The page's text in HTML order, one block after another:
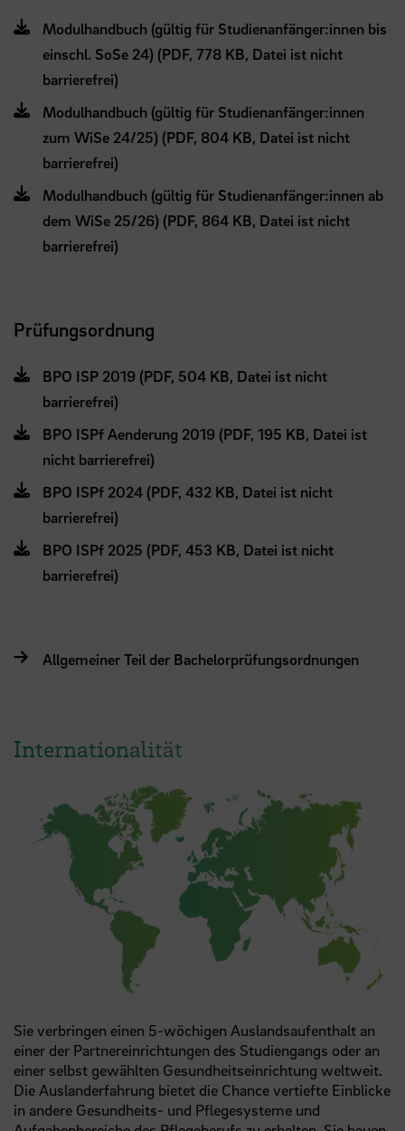
Modulhandbuch (gültig für Studienanfänger:innen bis
einschl. SoSe 24) (PDF, 778 KB, Datei ist nicht
barrierefrei)
Modulhandbuch (gültig für Studienanfänger:innen
zum WiSe 24/25) (PDF, 804 KB, Datei ist nicht
barrierefrei)
Modulhandbuch (gültig für Studienanfänger:innen ab
dem WiSe 25/26) (PDF, 864 KB, Datei ist nicht
barrierefrei)
Prüfungsordnung
BPO ISP 2019 (PDF, 504 KB, Datei ist nicht
barrierefrei)
BPO ISPf Aenderung 2019 (PDF, 195 KB, Datei ist
nicht barrierefrei)
BPO ISPf 2024 (PDF, 432 KB, Datei ist nicht
barrierefrei)
BPO ISPf 2025 (PDF, 453 KB, Datei ist nicht
barrierefrei)
Allgemeiner Teil der Bachelorprüfungsordnungen
Internationalität
Sie verbringen einen 5-wöchigen Auslandsaufenthalt an
einer der Partnereinrichtungen des Studiengangs oder an
einer selbst gewählten Gesundheitseinrichtung weltweit.
Die Auslanderfahrung bietet die Chance vertiefte Einblicke
in andere Gesundheits- und Pflegesysteme und